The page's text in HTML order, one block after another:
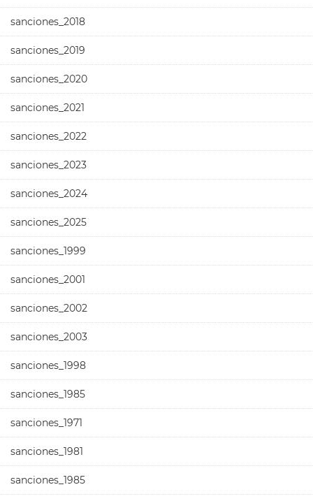
sanciones_2018
sanciones_2019
sanciones_2020
sanciones_2021
sanciones_2022
sanciones_2023
sanciones_2024
sanciones_2025
sanciones_1999
sanciones_2001
sanciones_2002
sanciones_2003
sanciones_1998
sanciones_1985
sanciones_1971
sanciones_1981
sanciones_1985